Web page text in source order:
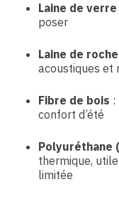
Laine de verre
poser
Laine de roche
acoustiques et
Fibre de bois :
confort d’été
Polyuréthane
thermique,
limitée